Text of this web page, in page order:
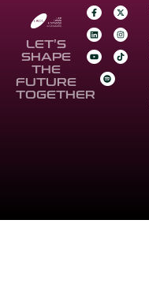
LET’S
SHAPE
THE
FUTURE
TOGETHER